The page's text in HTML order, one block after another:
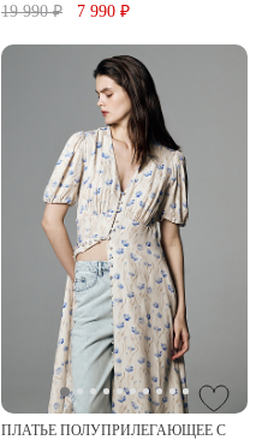
19 990 ₽ 7 990 ₽
ПЛАТЬЕ ПОЛУПРИЛЕГАЮЩЕЕ С